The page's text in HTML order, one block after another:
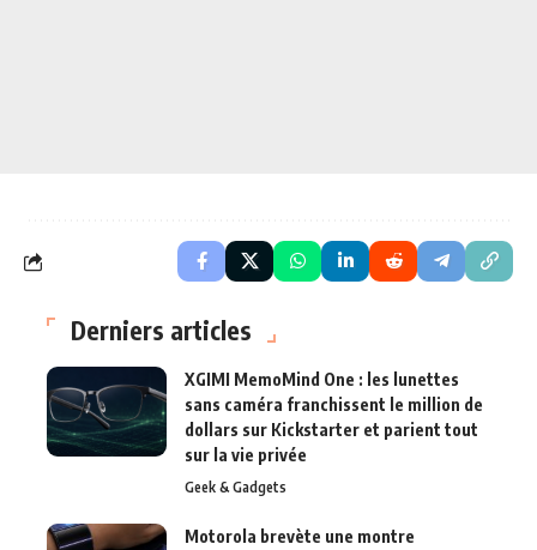
Derniers articles
XGIMI MemoMind One : les lunettes
sans caméra franchissent le million de
dollars sur Kickstarter et parient tout
sur la vie privée
Geek & Gadgets
Motorola brevète une montre